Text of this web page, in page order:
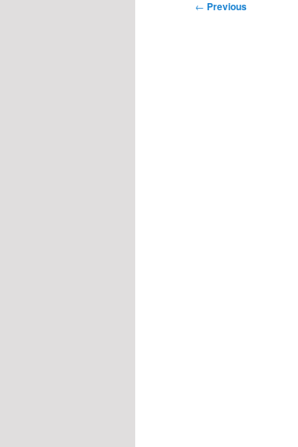
Post
← Previous